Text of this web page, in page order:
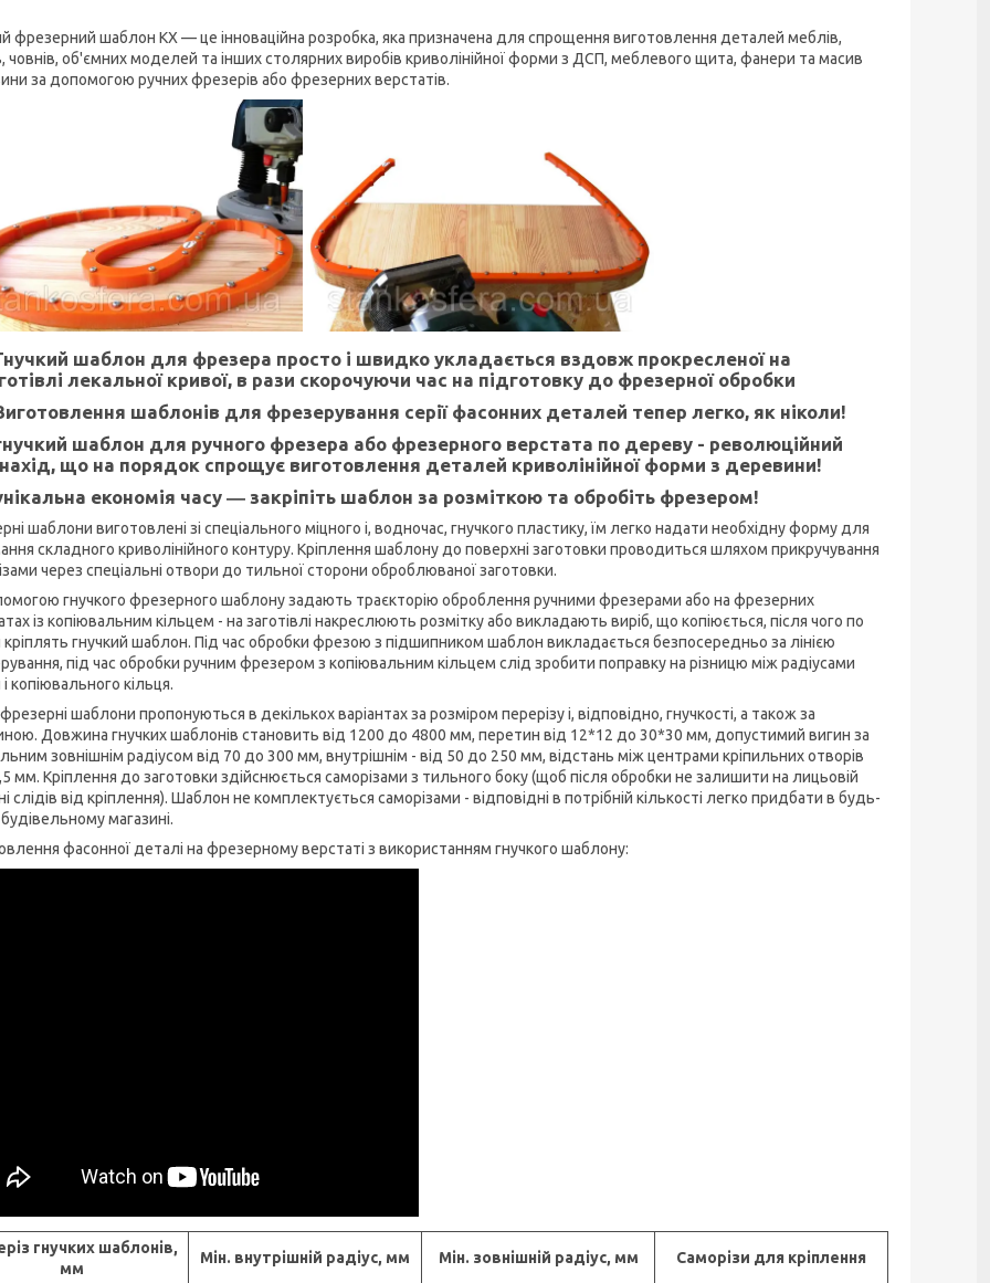
фрезерний шаблон KX — це інноваційна розробка, яка призначена для спрощення виготовлення деталей меблів,
човнів, об'ємних моделей та інших столярних виробів криволінійної форми з ДСП, меблевого щита, фанери та масив
за допомогою ручних фрезерів або фрезерних верстатів.
шаблон для фрезера просто і швидко укладається вздовж прокресленої на
лекальної кривої, в рази скорочуючи час на підготовку до фрезерної обробки
шаблонів для фрезерування серії фасонних деталей тепер легко, як ніколи!
шаблон для ручного фрезера або фрезерного верстата по дереву - революційний
що на порядок спрощує виготовлення деталей криволінійної форми з деревини!
економія часу ― закріпіть шаблон за розміткою та обробіть фрезером!
шаблони виготовлені зі спеціального міцного і, водночас, гнучкого пластику, їм легко надати необхідну форму для
складного криволінійного контуру. Кріплення шаблону до поверхні заготовки проводиться шляхом прикручування
через спеціальні отвори до тильної сторони оброблюваної заготовки.
гнучкого фрезерного шаблону задають траєкторію оброблення ручними фрезерами або на фрезерних
із копіювальним кільцем - на заготівлі накреслюють розмітку або викладають виріб, що копіюється, після чого по
кріплять гнучкий шаблон. Під час обробки фрезою з підшипником шаблон викладається безпосередньо за лінією
під час обробки ручним фрезером з копіювальним кільцем слід зробити поправку на різницю між радіусами
копіювального кільця.
фрезерні шаблони пропонуються в декількох варіантах за розміром перерізу і, відповідно, гнучкості, а також за
Довжина гнучких шаблонів становить від 1200 до 4800 мм, перетин від 12*12 до 30*30 мм, допустимий вигин за
зовнішнім радіусом від 70 до 300 мм, внутрішнім - від 50 до 250 мм, відстань між центрами кріпильних отворів
мм. Кріплення до заготовки здійснюється саморізами з тильного боку (щоб після обробки не залишити на лицьовій
слідів від кріплення). Шаблон не комплектується саморізами - відповідні в потрібній кількості легко придбати в будь-
магазині.
фасонної деталі на фрезерному верстаті з використанням гнучкого шаблону:
гнучких шаблонів,
мм
Мін. внутрішній радіус, мм Мін. зовнішній радіус, мм Саморізи для кріплення